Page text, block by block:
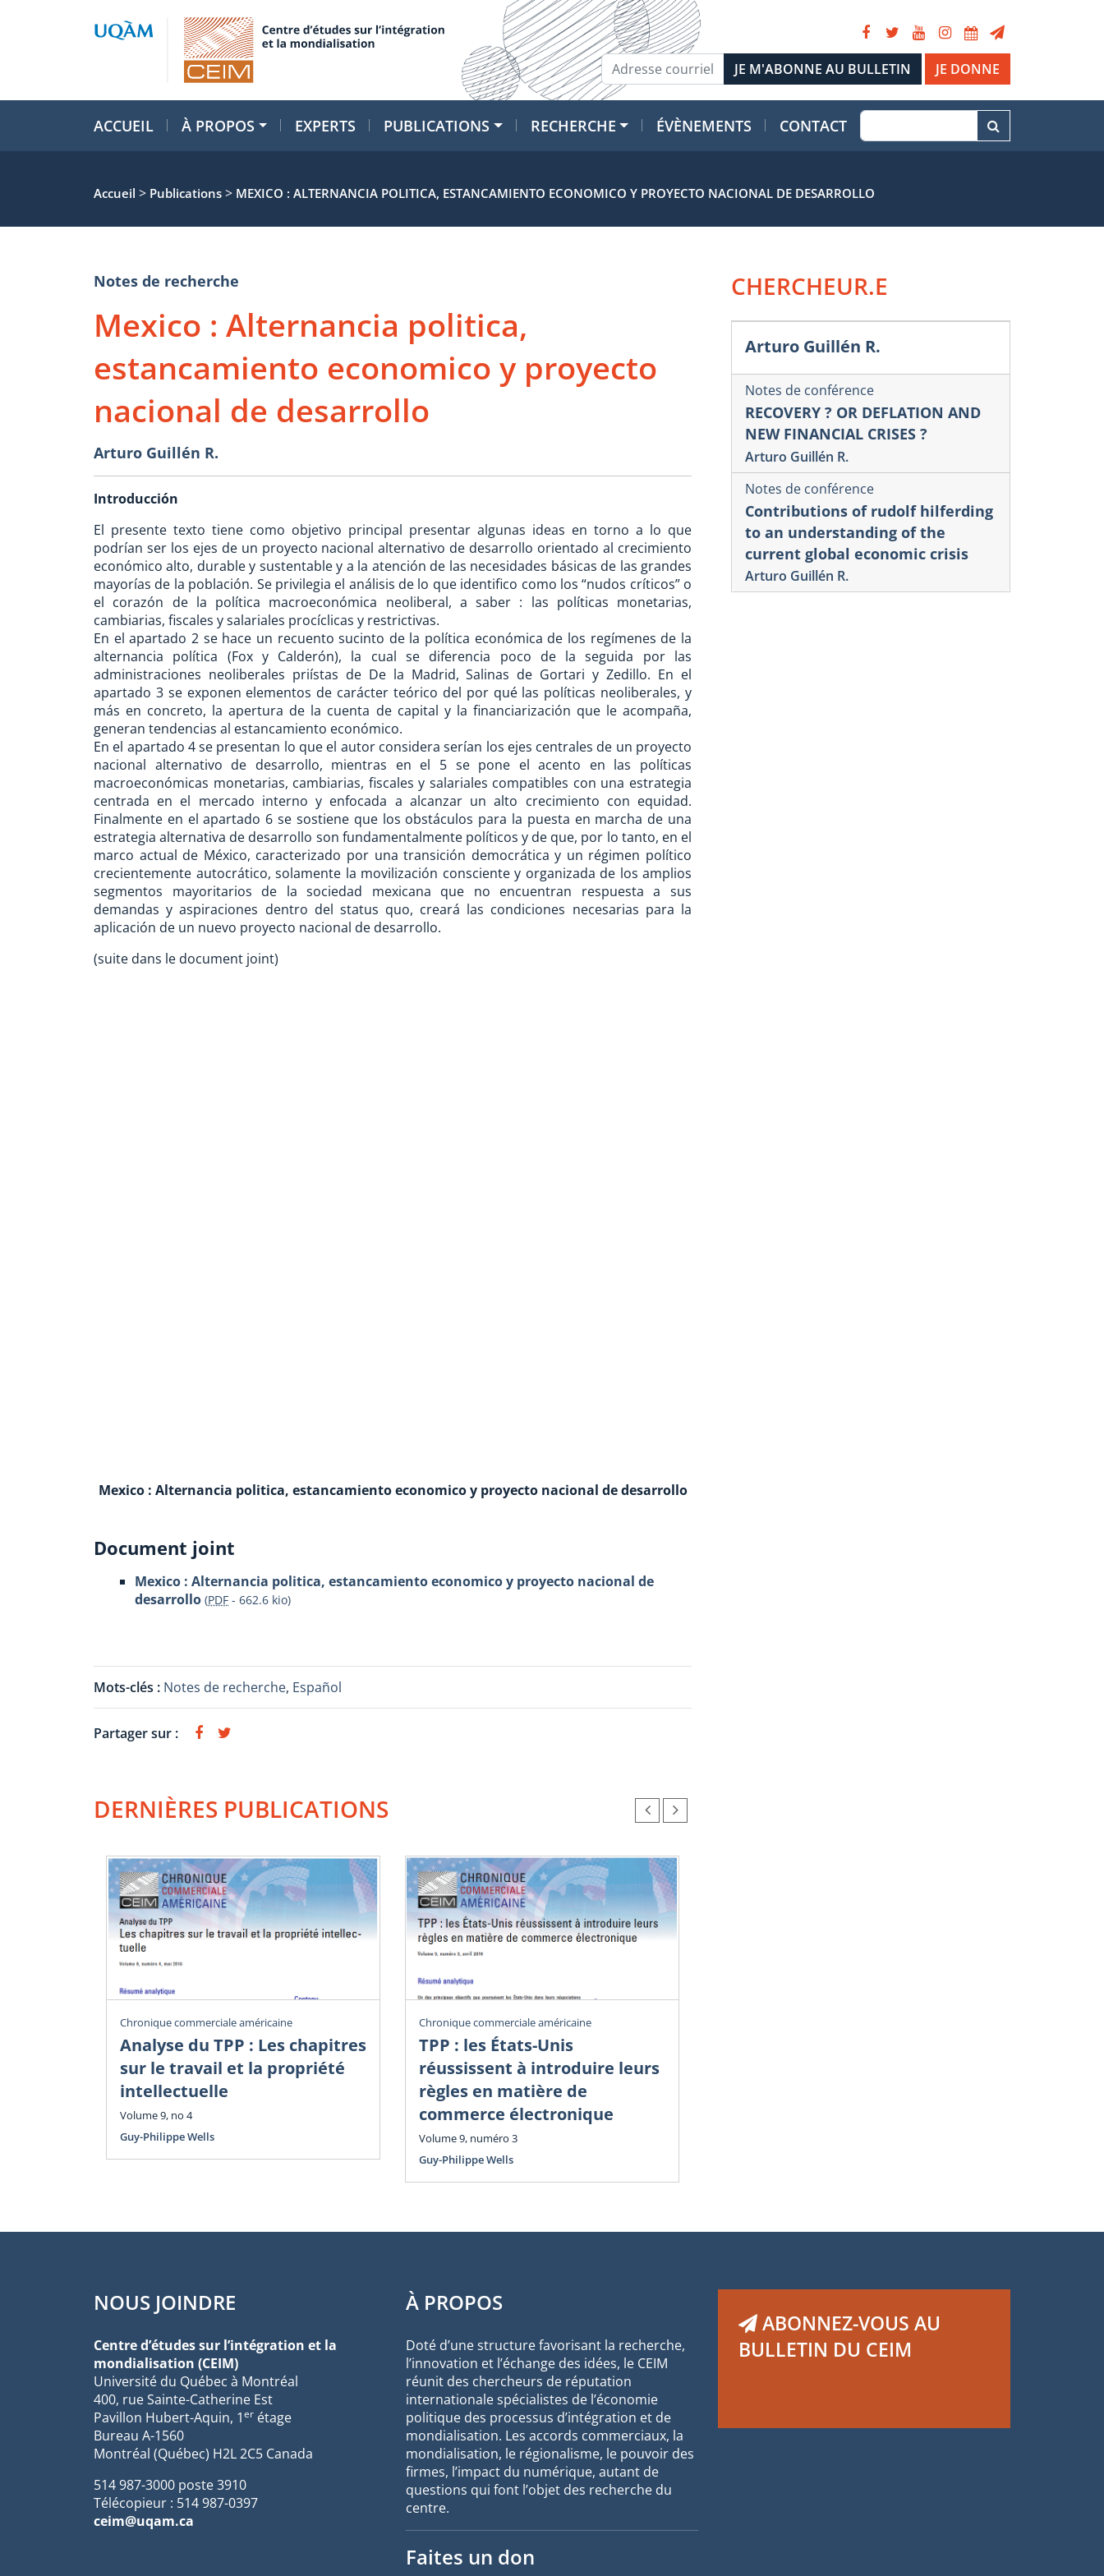
JE DONNE
ACCUEIL À PROPOS EXPERTS PUBLICATIONS RECHERCHE ÉVÈNEMENTS CONTACT
Accueil > Publications > MEXICO : ALTERNANCIA POLITICA, ESTANCAMIENTO ECONOMICO Y PROYECTO NACIONAL DE DESARROLLO
Notes de recherche
Mexico : Alternancia politica,
estancamiento economico y proyecto
nacional de desarrollo
Arturo Guillén R.
Introducción
El presente texto tiene como objetivo principal presentar algunas ideas en torno a lo que
podrían ser los ejes de un proyecto nacional alternativo de desarrollo orientado al crecimiento
económico alto, durable y sustentable y a la atención de las necesidades básicas de las grandes
mayorías de la población. Se privilegia el análisis de lo que identifico como los “nudos críticos” o
el corazón de la política macroeconómica neoliberal, a saber : las políticas monetarias,
cambiarias, fiscales y salariales procíclicas y restrictivas.
En el apartado 2 se hace un recuento sucinto de la política económica de los regímenes de la
alternancia política (Fox y Calderón), la cual se diferencia poco de la seguida por las
administraciones neoliberales priístas de De la Madrid, Salinas de Gortari y Zedillo. En el
apartado 3 se exponen elementos de carácter teórico del por qué las políticas neoliberales, y
más en concreto, la apertura de la cuenta de capital y la financiarización que le acompaña,
generan tendencias al estancamiento económico.
En el apartado 4 se presentan lo que el autor considera serían los ejes centrales de un proyecto
nacional alternativo de desarrollo, mientras en el 5 se pone el acento en las políticas
macroeconómicas monetarias, cambiarias, fiscales y salariales compatibles con una estrategia
centrada en el mercado interno y enfocada a alcanzar un alto crecimiento con equidad.
Finalmente en el apartado 6 se sostiene que los obstáculos para la puesta en marcha de una
estrategia alternativa de desarrollo son fundamentalmente políticos y de que, por lo tanto, en el
marco actual de México, caracterizado por una transición democrática y un régimen político
crecientemente autocrático, solamente la movilización consciente y organizada de los amplios
segmentos mayoritarios de la sociedad mexicana que no encuentran respuesta a sus
demandas y aspiraciones dentro del status quo, creará las condiciones necesarias para la
aplicación de un nuevo proyecto nacional de desarrollo.
(suite dans le document joint)
Mexico : Alternancia politica, estancamiento economico y proyecto nacional de desarrollo
Document joint
Mexico : Alternancia politica, estancamiento economico y proyecto nacional de
desarrollo (PDF - 662.6 kio)
Mots-clés : Notes de recherche, Español
Partager sur :
DERNIÈRES PUBLICATIONS
Chronique commerciale américaine
Analyse du TPP : Les chapitres
sur le travail et la propriété
intellectuelle
Volume 9, no 4
Guy-Philippe Wells
Chronique commerciale américaine
TPP : les États-Unis
réussissent à introduire leurs
règles en matière de
commerce électronique
Volume 9, numéro 3
Guy-Philippe Wells
CHERCHEUR.E
Arturo Guillén R.
Notes de conférence
RECOVERY ? OR DEFLATION AND
NEW FINANCIAL CRISES ?
Arturo Guillén R.
Notes de conférence
Contributions of rudolf hilferding
to an understanding of the
current global economic crisis
Arturo Guillén R.
NOUS JOINDRE
Centre d’études sur l’intégration et la
mondialisation (CEIM)
Université du Québec à Montréal
400, rue Sainte-Catherine Est
Pavillon Hubert-Aquin, 1er étage
Bureau A-1560
Montréal (Québec) H2L 2C5 Canada
514 987-3000 poste 3910
Télécopieur : 514 987-0397
ceim@uqam.ca
À PROPOS
Doté d’une structure favorisant la recherche,
l’innovation et l’échange des idées, le CEIM
réunit des chercheurs de réputation
internationale spécialistes de l’économie
politique des processus d’intégration et de
mondialisation. Les accords commerciaux, la
mondialisation, le régionalisme, le pouvoir des
firmes, l’impact du numérique, autant de
questions qui font l’objet des recherche du
centre.
Faites un don
ABONNEZ-VOUS AU
BULLETIN DU CEIM